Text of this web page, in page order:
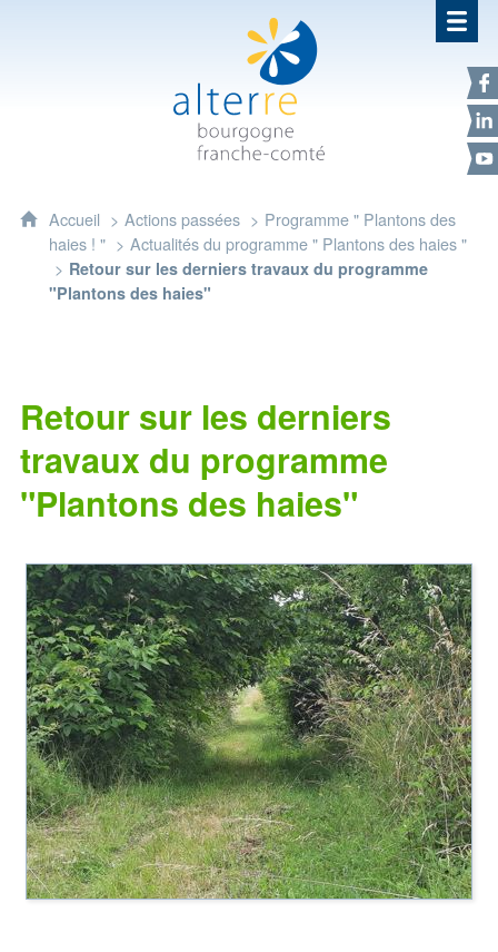
Alterre Bourgogne Franche-
Accueil Actions passées
Programme " Plantons des
haies ! "
Actualités du programme " Plantons des haies "
Retour sur les derniers travaux du programme
"Plantons des haies"
Retour sur les derniers
travaux du programme
"Plantons des haies"